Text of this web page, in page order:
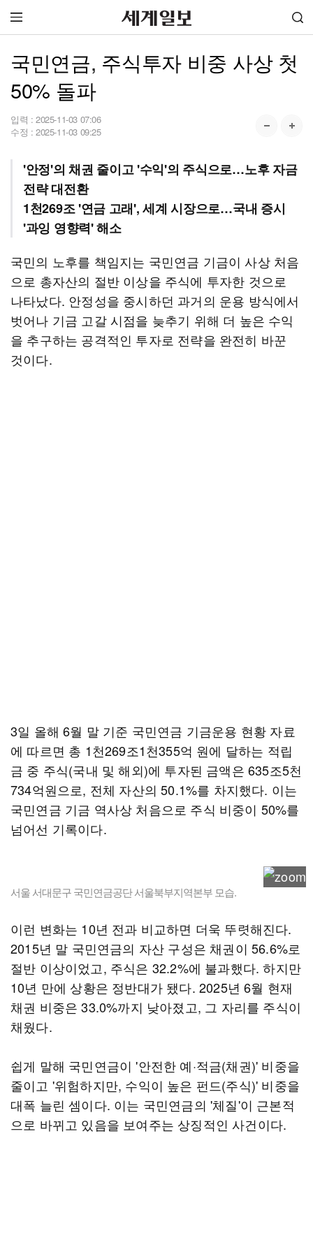
국민연금, 주식투자 비중 사상 첫
50% 돌파
입력 : 2025-11-03 07:06
수정 : 2025-11-03 09:25
'안정'의 채권 줄이고 '수익'의 주식으로…노후 자금
전략 대전환
1천269조 '연금 고래', 세계 시장으로…국내 증시
'과잉 영향력' 해소
국민의 노후를 책임지는 국민연금 기금이 사상 처음
으로 총자산의 절반 이상을 주식에 투자한 것으로
나타났다. 안정성을 중시하던 과거의 운용 방식에서
벗어나 기금 고갈 시점을 늦추기 위해 더 높은 수익
을 추구하는 공격적인 투자로 전략을 완전히 바꾼
것이다.
3일 올해 6월 말 기준 국민연금 기금운용 현황 자료
에 따르면 총 1천269조1천355억 원에 달하는 적립
금 중 주식(국내 및 해외)에 투자된 금액은 635조5천
734억원으로, 전체 자산의 50.1%를 차지했다. 이는
국민연금 기금 역사상 처음으로 주식 비중이 50%를
넘어선 기록이다.
서울 서대문구 국민연금공단 서울북부지역본부 모습.
이런 변화는 10년 전과 비교하면 더욱 뚜렷해진다.
2015년 말 국민연금의 자산 구성은 채권이 56.6%로
절반 이상이었고, 주식은 32.2%에 불과했다. 하지만
10년 만에 상황은 정반대가 됐다. 2025년 6월 현재
채권 비중은 33.0%까지 낮아졌고, 그 자리를 주식이
채웠다.
쉽게 말해 국민연금이 '안전한 예·적금(채권)' 비중을
줄이고 '위험하지만, 수익이 높은 펀드(주식)' 비중을
대폭 늘린 셈이다. 이는 국민연금의 '체질'이 근본적
으로 바뀌고 있음을 보여주는 상징적인 사건이다.